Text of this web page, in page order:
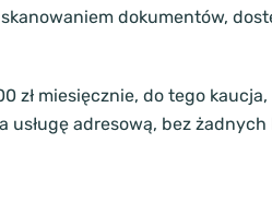
dokumentów,
zł miesięcznie, do tego
usługę adresową, bez